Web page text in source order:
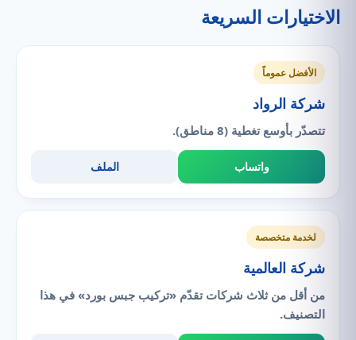
الاختيارات السريعة
الأفضل عموماً
شركة الرواد
تتصدّر بأوسع تغطية (8 مناطق).
واتساب الملف
لخدمة متخصصة
شركة العالمية
من أقل من ثلاث شركات تقدّم «تركيب جبس بورد» في هذا
التصنيف.